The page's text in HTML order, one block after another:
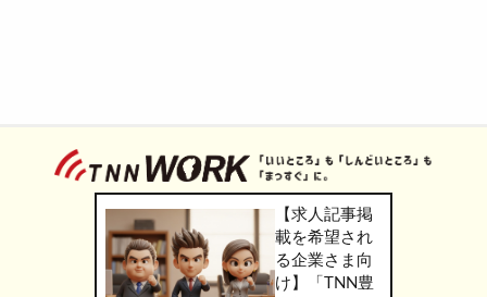
【求人記事掲
載を希望され
る企業さま向
け】「TNN豊